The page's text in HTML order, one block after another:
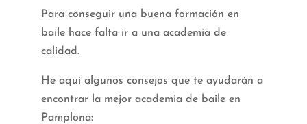
Para conseguir una buena formación en
baile hace falta ir a una academia de
calidad.
He aquí algunos consejos que te ayudarán a
encontrar la mejor academia de baile en
Pamplona: